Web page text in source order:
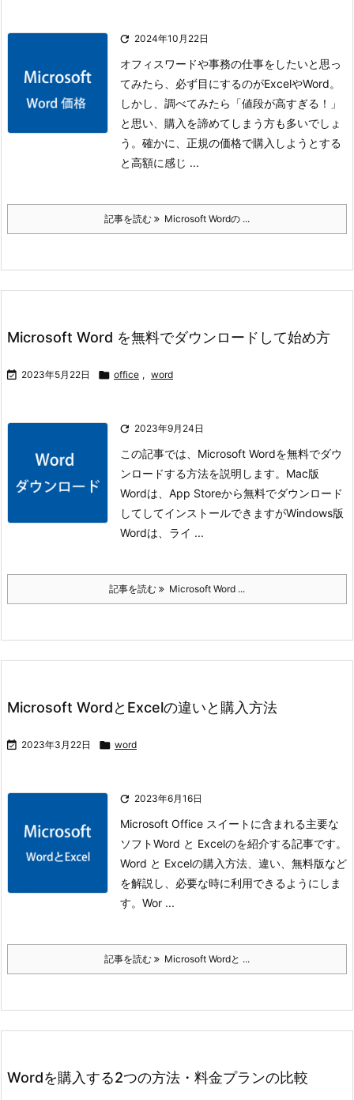
 2024年10月22日
オフィスワードや事務の仕事をしたいと思っ
てみたら、必ず目にするのがExcelやWord。
しかし、調べてみたら「値段が高すぎる！」
と思い、購入を諦めてしまう方も多いでしょ
う。 確かに、正規の価格で購入しようとする
と高額に感じ ...
記事を読む Microsoft Wordの ...
Microsoft Word を無料でダウンロードして始め方
 2023年5月22日  office , word
 2023年9月24日
この記事では、Microsoft Wordを無料でダウ
ンロードする方法を説明します。 Mac版
Wordは、App Storeから無料でダウンロード
してしてインストールできますがWindows版
Wordは、ライ ...
記事を読む Microsoft Word ...
Microsoft WordとExcelの違いと購入方法
 2023年3月22日  word
 2023年6月16日
Microsoft Office スイートに含まれる主要な
ソフトWord と Excelのを紹介する記事です。
Word と Excelの購入方法、違い、無料版など
を解説し、必要な時に利用できるようにしま
す。 Wor ...
記事を読む Microsoft Wordと ...
Wordを購入する2つの方法・料金プランの比較